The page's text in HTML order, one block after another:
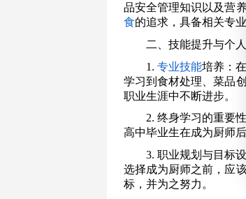
品安全管理知识以及营
食的追求，具备相关专
二、技能提升与个人
1.专业技能培养：
学习到食材处理、菜品
职业生涯中不断进步。
2. 终身学习的重要
高中毕业生在成为厨师
3. 职业规划与目标
选择成为厨师之前，应
标，并为之努力。